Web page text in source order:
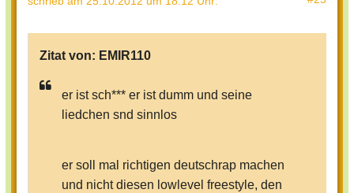
Zitat von: EMIR110
er ist sch*** er ist dumm und seine
liedchen snd sinnlos
er soll mal richtigen deutschrap machen
und nicht diesen lowlevel freestyle, den